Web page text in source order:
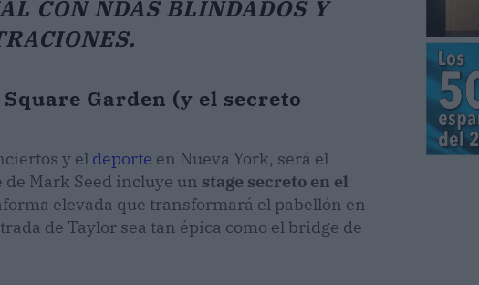
CON NDAS BLINDADOS Y
Garden (y el secreto
y el deporte en Nueva York, será el
de Mark Seed incluye un stage secreto en el
elevada que transformará el pabellón en
de Taylor sea tan épica como el bridge de